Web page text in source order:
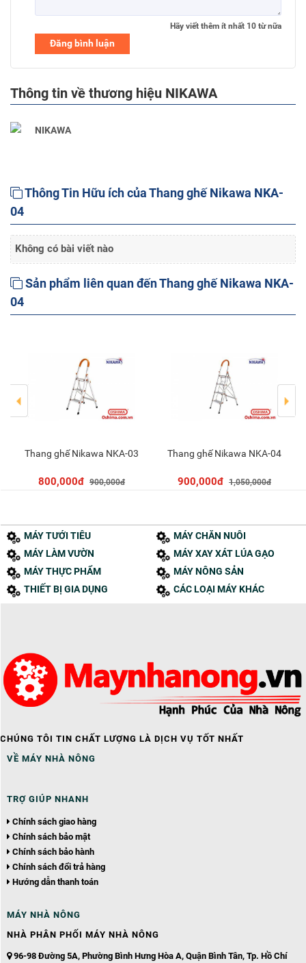
Hãy viết thêm ít nhất 10 từ nữa
Đăng bình luận
Thông tin về thương hiệu NIKAWA
NIKAWA
Thông Tin Hữu ích của Thang ghế Nikawa NKA-
04
Không có bài viết nào
Sản phẩm liên quan đến Thang ghế Nikawa NKA-
04
Thêm vào giỏ
Thang ghế Nikawa NKA-03
800,000đ 900,000đ
Thêm vào giỏ
Thang ghế Nikawa NKA-04
900,000đ 1,050,000đ
MÁY TƯỚI TIÊU
MÁY CHĂN NUÔI
MÁY LÀM VƯỜN
MÁY XAY XÁT LÚA GẠO
MÁY THỰC PHẨM
MÁY NÔNG SẢN
THIẾT BỊ GIA DỤNG
CÁC LOẠI MÁY KHÁC
CHÚNG TÔI TIN CHẤT LƯỢNG LÀ DỊCH VỤ TỐT NHẤT
VỀ MÁY NHÀ NÔNG
TRỢ GIÚP NHANH
Chính sách giao hàng
Chính sách bảo mật
Chính sách bảo hành
Chính sách đổi trả hàng
Hướng dẫn thanh toán
MÁY NHÀ NÔNG
NHÀ PHÂN PHỐI MÁY NHÀ NÔNG
96-98 Đường 5A, Phường Bình Hưng Hòa A, Quận Bình Tân, Tp. Hồ Chí